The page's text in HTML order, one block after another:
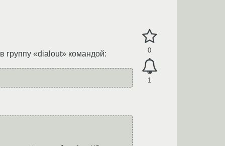
0
1
группу «dialout» командой: